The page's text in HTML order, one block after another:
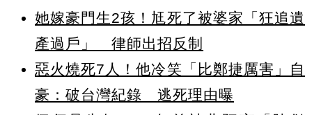
她嫁豪門生2孩！尪死了被婆家「狂追遺
產過戶」 律師出招反制
惡火燒死7人！他冷笑「比鄭捷厲害」自
豪：破台灣紀錄 逃死理由曝